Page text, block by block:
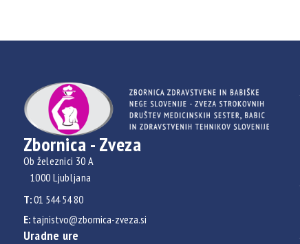
Zbornica - Zveza
Ob železnici 30 A
1000 Ljubljana
T:01 544 54 80
E:tajnistvo@zbornica-zveza.si
Uradne ure